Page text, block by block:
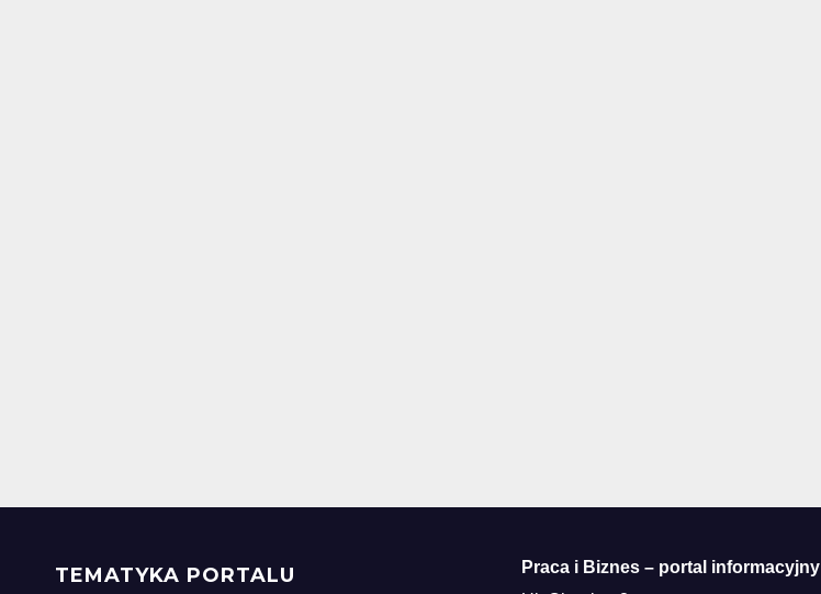
TEMATYKA PORTALU
Praca i Biznes – portal informacyjny